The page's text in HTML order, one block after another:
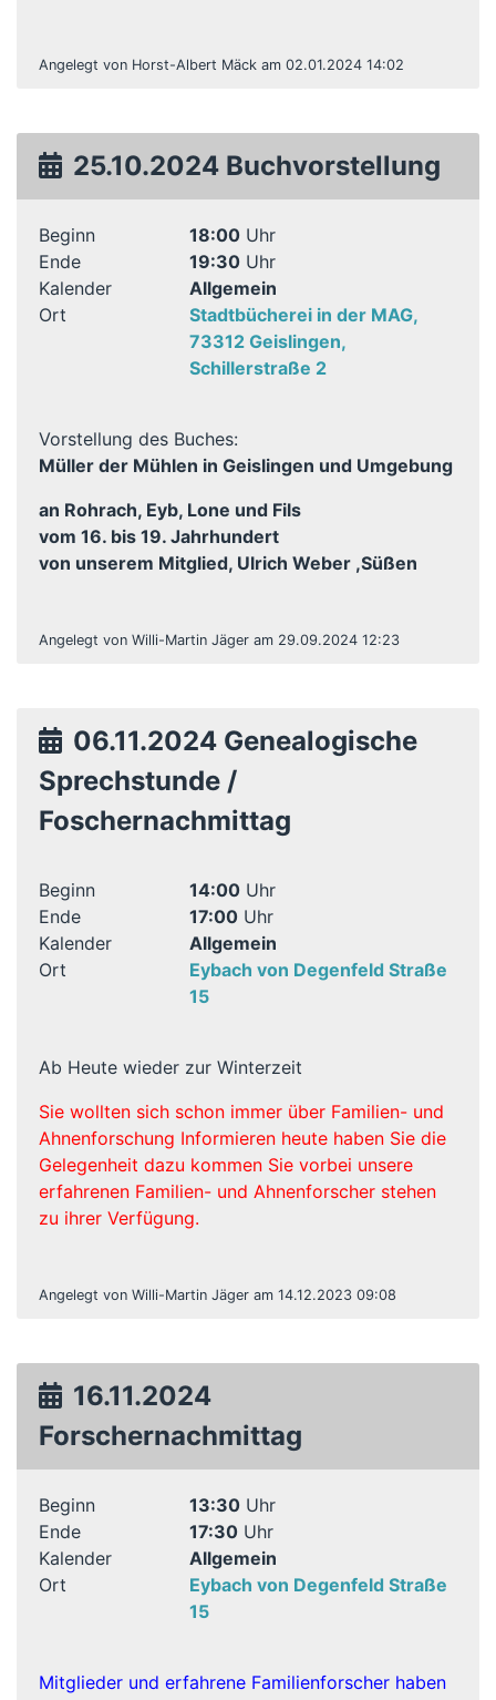
Angelegt von Horst-Albert Mäck am 02.01.2024 14:02
25.10.2024 Buchvorstellung
Beginn 18:00Uhr
Ende
19:30Uhr
Kalender
Allgemein
Ort
Stadtbücherei in der MAG,
73312 Geislingen,
Schillerstraße 2
Vorstellung des Buches:
Müller der Mühlen in Geislingen und Umgebung
an Rohrach, Eyb, Lone und Fils
vom 16. bis 19. Jahrhundert
von unserem Mitglied, Ulrich Weber ,Süßen
Angelegt von Willi-Martin Jäger am 29.09.2024 12:23
06.11.2024 Genealogische
Sprechstunde /
Foschernachmittag
Beginn 14:00Uhr
Ende
17:00Uhr
Kalender
Allgemein
Ort
Eybach von Degenfeld Straße
15
Ab Heute wieder zur Winterzeit
Sie wollten sich schon immer über Familien- und
Ahnenforschung Informieren heute haben Sie die
Gelegenheit dazu kommen Sie vorbei unsere
erfahrenen Familien- und Ahnenforscher stehen
zu ihrer Verfügung.
Angelegt von Willi-Martin Jäger am 14.12.2023 09:08
16.11.2024
Forschernachmittag
Beginn 13:30Uhr
Ende
17:30Uhr
Kalender
Allgemein
Ort
Eybach von Degenfeld Straße
15
Mitglieder und erfahrene Familienforscher haben